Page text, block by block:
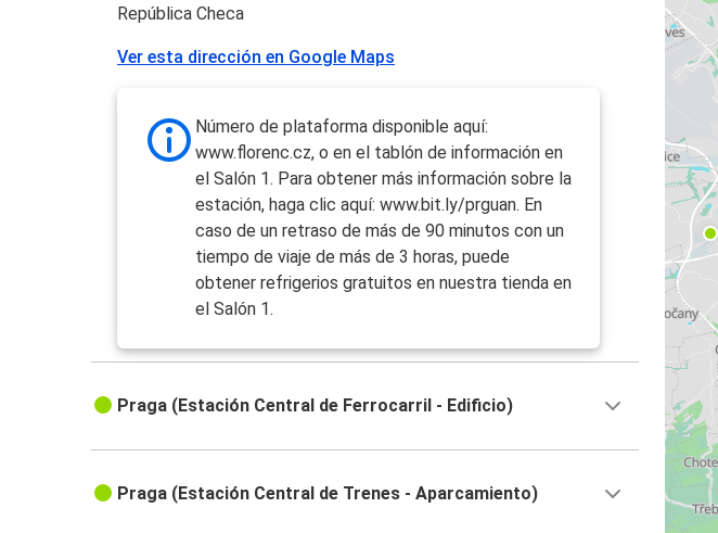
República Checa
Ver esta dirección en Google Maps
Número de plataforma disponible aquí:
www.florenc.cz, o en el tablón de información en
el Salón 1. Para obtener más información sobre la
estación, haga clic aquí: www.bit.ly/prguan. En
caso de un retraso de más de 90 minutos con un
tiempo de viaje de más de 3 horas, puede
obtener refrigerios gratuitos en nuestra tienda en
el Salón 1.
Praga (Estación Central de Ferrocarril - Edificio)
Praga (Estación Central de Trenes - Aparcamiento)